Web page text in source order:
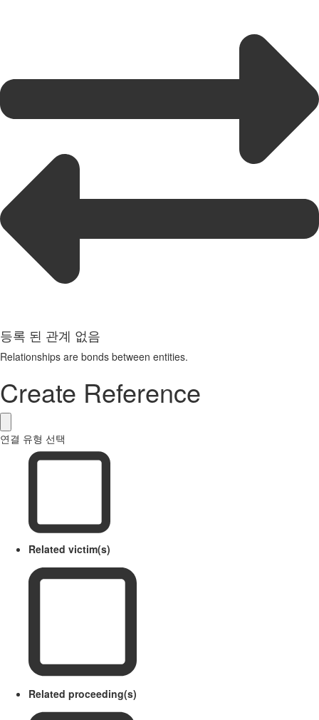
등록 된 관계 없음
Relationships are bonds between entities.
Create Reference
연결 유형 선택
Related victim(s)
Related proceeding(s)